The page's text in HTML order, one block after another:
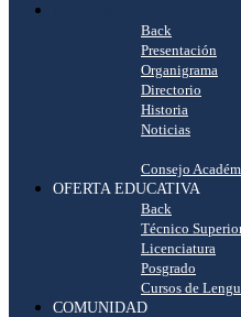
Back
Presentación
Organigrama
Directorio
Historia
Noticias
Consejo
OFERTA EDUCATIVA
Back
Técnico
Licenciatura
Posgrado
Cursos de
COMUNIDAD